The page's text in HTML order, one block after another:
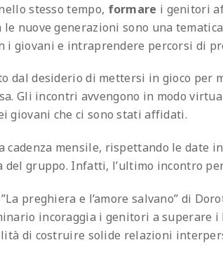
stesso tempo, formare i genitori
nuove generazioni sono una
i giovani e intraprendere percorsi di
dal desiderio di mettersi in gioco per
Gli incontri avvengono in modo
giovani che ci sono stati affidati.
mensile, rispettando le date
gruppo. Infatti, l’ultimo incontro
preghiera e l’amore salvano” di
incoraggia i genitori a superare
di costruire solide relazioni